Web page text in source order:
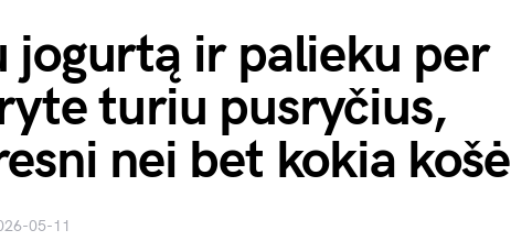
jogurtą ir palieku per
turiu pusryčius,
nei bet kokia košė
05-11